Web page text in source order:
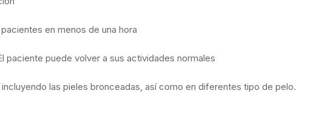
en menos de una hora
paciente puede volver a sus actividades normales
las pieles bronceadas, así como en diferentes tipo de pelo.